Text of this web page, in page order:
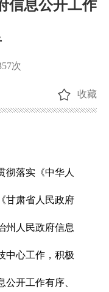
信息公开工作
次
收藏
彻落实《中华人
甘肃省人民政府
州人民政府信息
中心工作，积极
开工作有序、